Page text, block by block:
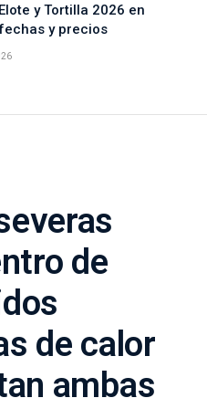
y Tortilla 2026 en
y precios
de
de calor
ambas